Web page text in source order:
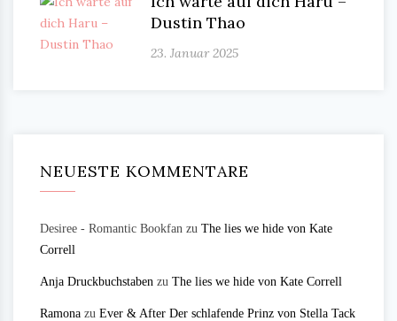
Dustin Thao
23. Januar 2025
NEUESTE KOMMENTARE
Desiree - Romantic Bookfan zu The lies we hide von Kate
Correll
Anja Druckbuchstaben zu The lies we hide von Kate Correll
Ramona zu Ever & After Der schlafende Prinz von Stella Tack